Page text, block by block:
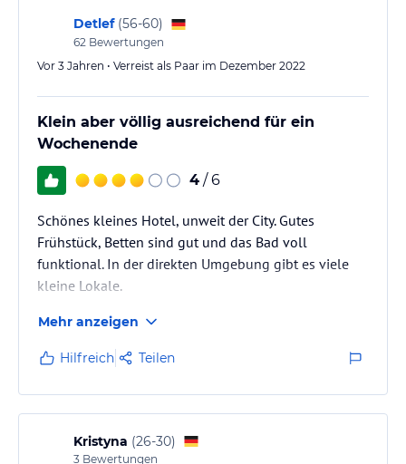
Detlef (56-60)
62 Bewertungen
Vor 3 Jahren • Verreist als Paar im Dezember 2022
Klein aber völlig ausreichend für ein
Wochenende
4 / 6
Schönes kleines Hotel, unweit der City. Gutes
Frühstück, Betten sind gut und das Bad voll
funktional. In der direkten Umgebung gibt es viele
kleine Lokale.
Mehr anzeigen
Hilfreich Teilen
Kristyna (26-30)
3 Bewertungen